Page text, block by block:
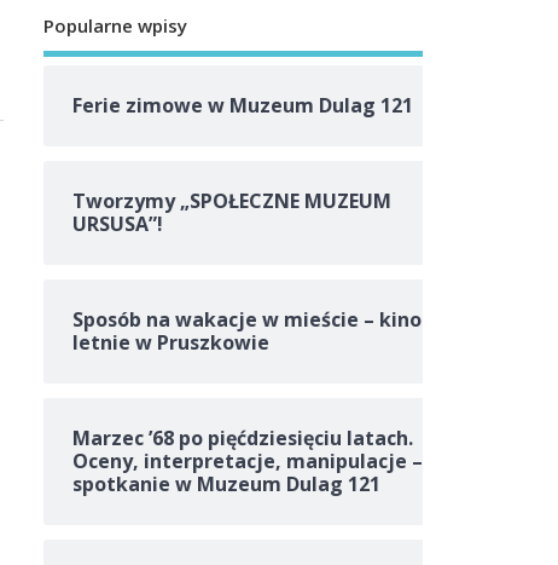
Popularne wpisy
Ferie zimowe w Muzeum Dulag 121
Tworzymy „SPOŁECZNE MUZEUM
URSUSA”!
Sposób na wakacje w mieście – kino
letnie w Pruszkowie
Marzec ’68 po pięćdziesięciu latach.
Oceny, interpretacje, manipulacje –
spotkanie w Muzeum Dulag 121